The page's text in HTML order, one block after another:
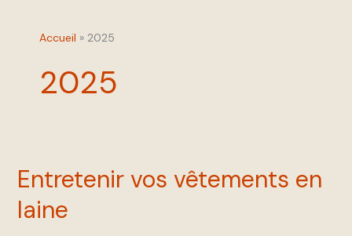
Accueil 2025
2025
Entretenir vos vêtements en
laine
Entretenir
vêtements